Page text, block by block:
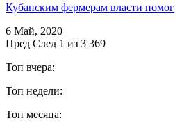
Кубанским фермерам власти
6 Май, 2020
Пред След 1 из 3 369
Топ вчера:
Топ недели:
Топ месяца: